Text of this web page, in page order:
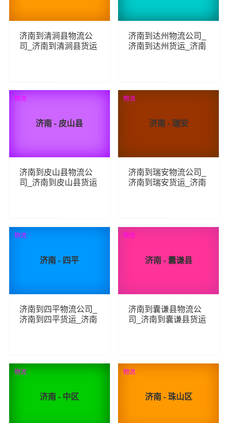
济南到清涧县物流公
司_济南到清涧县货运
90 查看详细
济南到达州物流公司_
济南到达州货运_济南
271 查看详细
济南 - 皮山县
济南到皮山县物流公
司_济南到皮山县货运
105 查看详细
物流
济南 - 瑞安
济南到瑞安物流公司_
济南到瑞安货运_济南
85 查看详细
物流
济南 - 四平
济南到四平物流公司_
济南到四平货运_济南
247 查看详细
物流
济南 - 囊谦县
济南到囊谦县物流公
司_济南到囊谦县货运
91 查看详细
物流
济南 - 中区
物流
济南 - 珠山区
物流